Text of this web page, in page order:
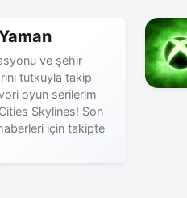
ve şehir
tutkuyla takip
oyun serilerim
Skylines! Son
için takipte